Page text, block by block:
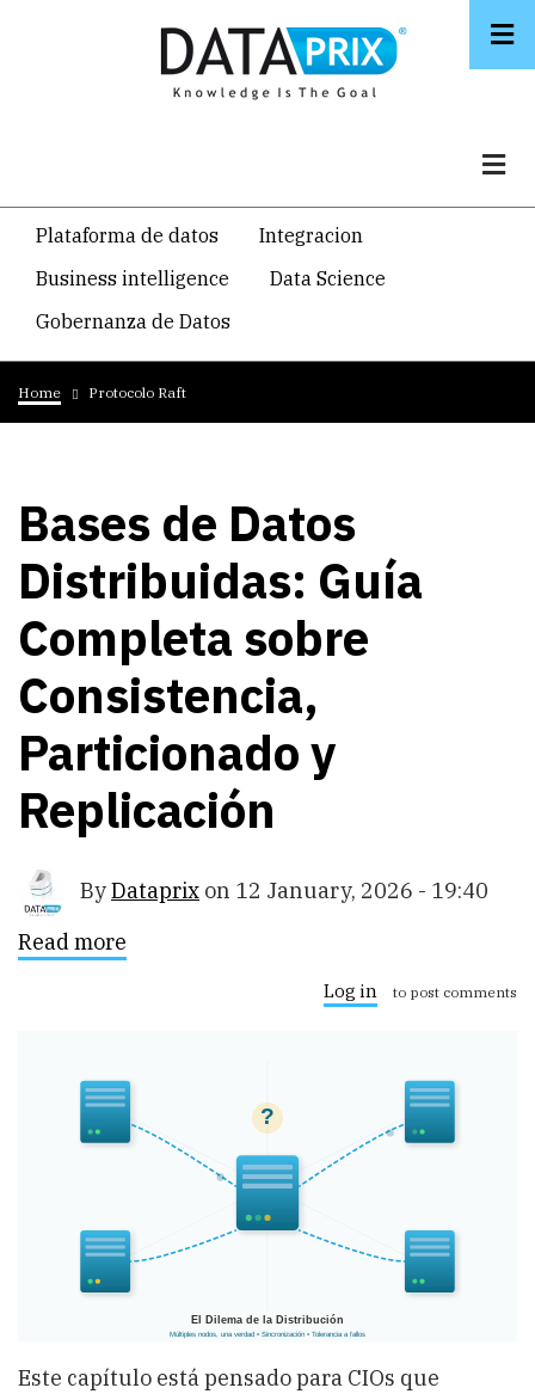
Navegacion
temática
principal
Plataforma de datos
Integracion
Business intelligence
Data Science
Gobernanza de Datos
Breadcrumb
Home Protocolo Raft
Bases de Datos
Distribuidas: Guía
Completa sobre
Consistencia,
Particionado y
Replicación
ByDataprix on 12 January, 2026 - 19:40
Read more
sobre
Consistencia,
Particionado
Replicación
Log in to post comments
Este capítulo está pensado para CIOs que